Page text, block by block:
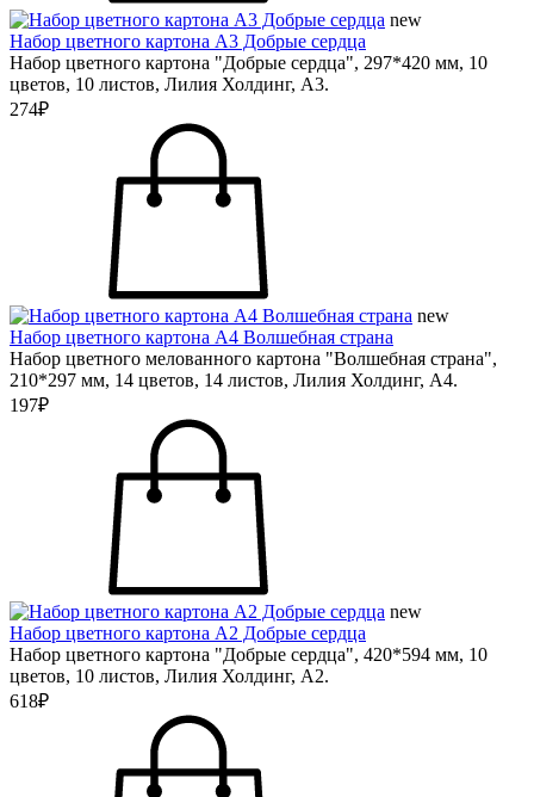
new
Набор цветного картона А3 Добрые сердца
Набор цветного картона "Добрые сердца", 297*420 мм, 10
цветов, 10 листов, Лилия Холдинг, А3.
274₽
new
Набор цветного картона А4 Волшебная страна
Набор цветного мелованного картона "Волшебная страна",
210*297 мм, 14 цветов, 14 листов, Лилия Холдинг, А4.
197₽
new
Набор цветного картона А2 Добрые сердца
Набор цветного картона "Добрые сердца", 420*594 мм, 10
цветов, 10 листов, Лилия Холдинг, А2.
618₽